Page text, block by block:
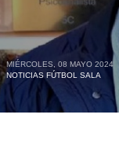
MIÉRCOLES, 08 MAYO 2024
NOTICIAS FÚTBOL SALA